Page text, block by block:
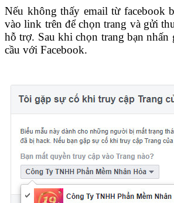
Nếu không thấy email từ facebook
vào link trên để chọn trang và gửi
hỗ trợ. Sau khi chọn trang bạn nhấn
cầu với Facebook.